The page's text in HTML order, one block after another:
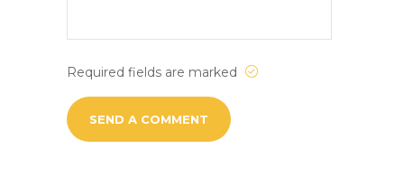
Required fields are marked